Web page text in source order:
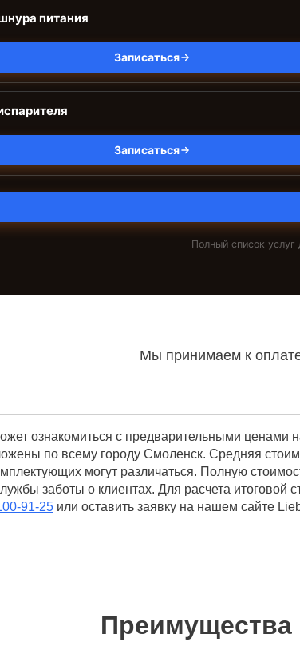
питания
Записаться
Записаться
Полный список услуг
Мы принимаем к
ознакомиться с предварительными
по всему городу Смоленск. Средняя
могут различаться. Полную
заботы о клиентах. Для расчета итоговой
91-25 или оставить заявку на нашем сайте
Преимущества